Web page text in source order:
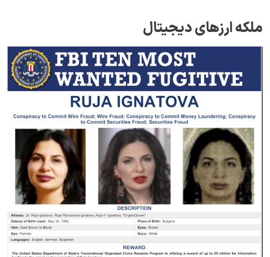
ملکه ارزهای دیجیتال